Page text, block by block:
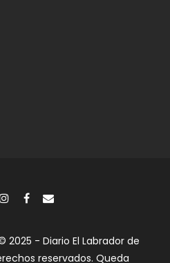
2025 - Diario El Labrador de
reservados. Queda